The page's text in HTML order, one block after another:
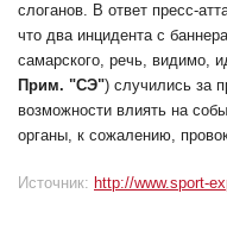
слоганов. В ответ пресс-
что два инцидента с
самарского, речь, видимо,
Прим. "СЭ") случились за
возможности влиять на
органы, к сожалению,
Источник: http://www.sport-